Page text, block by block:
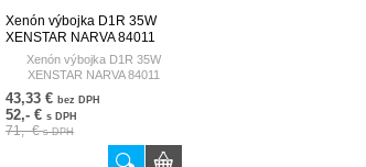
Xenón výbojka D1R 35W
XENSTAR NARVA 84011
NARVA GERMANY
Xenón výbojka D1R 35W
XENSTAR NARVA 84011
43,33 € bez DPH
52,- € s DPH
71,- €s DPH